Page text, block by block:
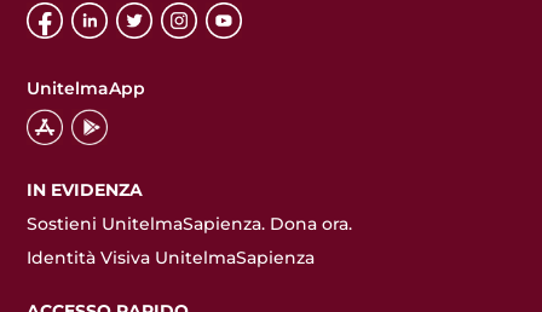
UnitelmaApp
IN EVIDENZA
Sostieni UnitelmaSapienza. Dona ora.
Identità Visiva UnitelmaSapienza